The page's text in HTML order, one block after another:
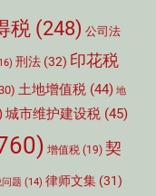
税 (248) 公司法
刑法 (32) 印花税
土地增值税 (44) 地
城市维护建设税 (45)
增值税 (19) 契
题 (14) 律师文集 (31)